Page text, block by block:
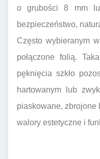
o grubości 8 mm
bezpieczeństwo,
Często wybieranym
połączone folią.
pęknięcia szkło
hartowanym lub
piaskowane, zbrojone
walory estetyczne i